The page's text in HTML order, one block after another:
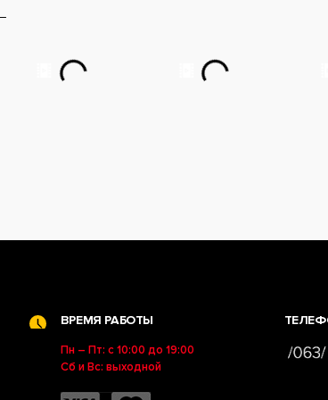
ВРЕМЯ РАБОТЫ
Пн – Пт: с 10:00 до 19:00
Сб и Вс: выходной